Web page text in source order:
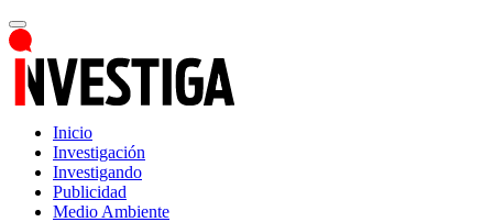
Inicio
Investigación
Investigando
Publicidad
Medio Ambiente